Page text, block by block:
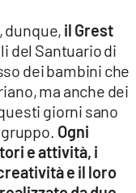
dunque, il Grest
del Santuario di
dei bambini che
ma anche dei
giorni sano
Ogni
e attività, i
e il loro